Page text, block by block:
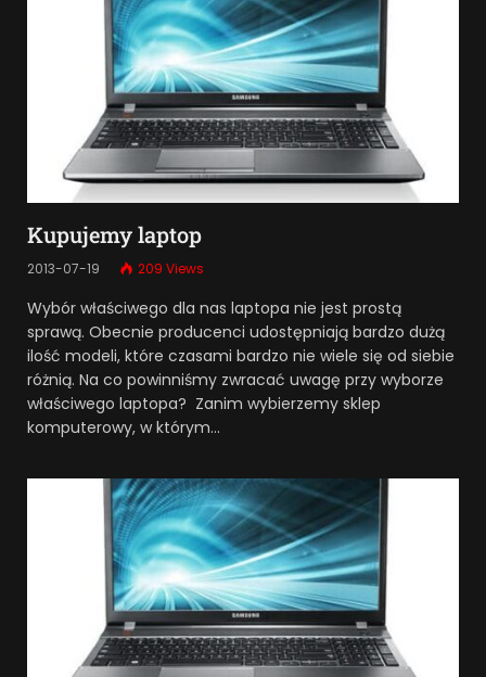
Kupujemy laptop
2013-07-19 209 Views
Wybór właściwego dla nas laptopa nie jest prostą
sprawą. Obecnie producenci udostępniają bardzo dużą
ilość modeli, które czasami bardzo nie wiele się od siebie
różnią. Na co powinniśmy zwracać uwagę przy wyborze
właściwego laptopa? Zanim wybierzemy sklep
komputerowy, w którym…